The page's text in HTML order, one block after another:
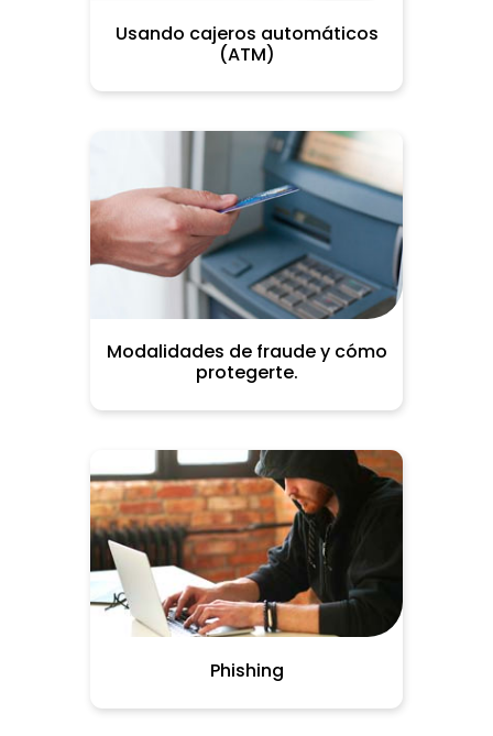
Usando cajeros automáticos
(ATM)
Modalidades de fraude y cómo
protegerte.
Phishing